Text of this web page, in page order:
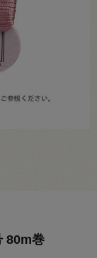
80m巻